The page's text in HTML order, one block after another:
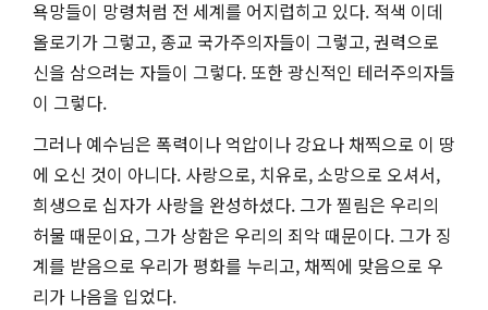
욕망들이 망령처럼 전 세계를 어지럽히고 있다. 적색 이데
올로기가 그렇고, 종교 국가주의자들이 그렇고, 권력으로
신을 삼으려는 자들이 그렇다. 또한 광신적인 테러주의자들
이 그렇다.
그러나 예수님은 폭력이나 억압이나 강요나 채찍으로 이 땅
에 오신 것이 아니다. 사랑으로, 치유로, 소망으로 오셔서,
희생으로 십자가 사랑을 완성하셨다. 그가 찔림은 우리의
허물 때문이요, 그가 상함은 우리의 죄악 때문이다. 그가 징
계를 받음으로 우리가 평화를 누리고, 채찍에 맞음으로 우
리가 나음을 입었다.